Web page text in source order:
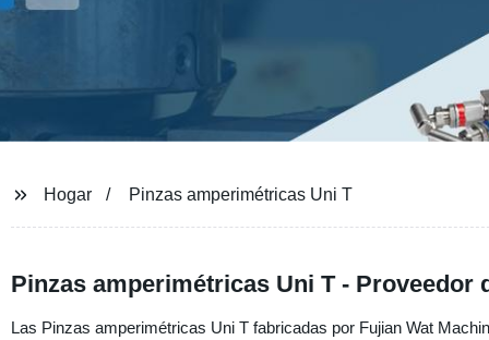
Hogar Pinzas amperimétricas Uni T
Pinzas amperimétricas Uni T - Proveedor
Las Pinzas amperimétricas Uni T fabricadas por Fujian Wat